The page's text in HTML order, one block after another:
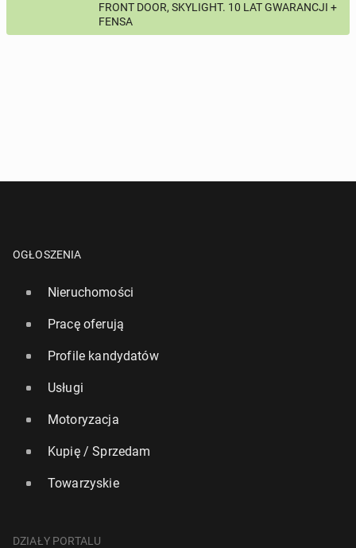
FRONT DOOR, SKYLIGHT. 10 LAT GWARANCJI +
FENSA
OGŁOSZENIA
Nieruchomości
Pracę oferują
Profile kandydatów
Usługi
Motoryzacja
Kupię / Sprzedam
Towarzyskie
DZIAŁY PORTALU